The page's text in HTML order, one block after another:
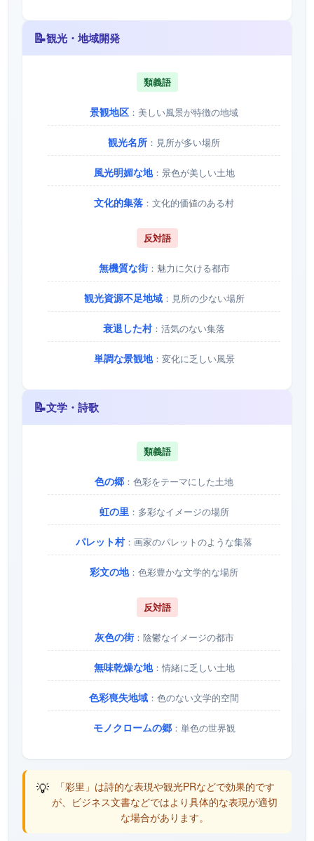
📝観光・地域開発
類義語
景観地区 ：美しい風景が特徴の地域
観光名所 ：見所が多い場所
風光明媚な地：景色が美しい土地
文化的集落 ：文化的価値のある村
反対語
無機質な街：魅力に欠ける都市
観光資源不足地域：見所の少ない場所
衰退した村：活気のない集落
単調な景観地：変化に乏しい風景
📝文学・詩歌
類義語
色の郷 ：色彩をテーマにした土地
虹の里：多彩なイメージの場所
パレット村：画家のパレットのような集落
彩文の地：色彩豊かな文学的な場所
反対語
灰色の街：陰鬱なイメージの都市
無味乾燥な地：情緒に乏しい土地
色彩喪失地域 ：色のない文学的空間
モノクロームの郷：単色の世界観
💡
「彩里」は詩的な表現や観光PRなどで効果的です
が、ビジネス文書などではより具体的な表現が適切
な場合があります。